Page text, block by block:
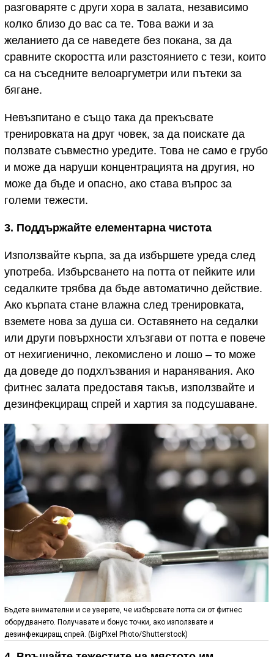
разговаряте с други хора в залата, независимо
колко близо до вас са те. Това важи и за
желанието да се наведете без покана, за да
сравните скоростта или разстоянието с тези, които
са на съседните велоаргуметри или пътеки за
бягане.
Невъзпитано е също така да прекъсвате
тренировката на друг човек, за да поискате да
ползвате съвместно уредите. Това не само е грубо
и може да наруши концентрацията на другия, но
може да бъде и опасно, ако става въпрос за
големи тежести.
3. Поддържайте елементарна чистота
Използвайте кърпа, за да избършете уреда след
употреба. Избърсването на потта от пейките или
седалките трябва да бъде автоматично действие.
Ако кърпата стане влажна след тренировката,
вземете нова за душа си. Оставянето на седалки
или други повърхности хлъзгави от потта е повече
от нехигиенично, лекомислено и лошо – то може
да доведе до подхлъзвания и наранявания. Ако
фитнес залата предоставя такъв, използвайте и
дезинфекциращ спрей и хартия за подсушаване.
Бъдете внимателни и се уверете, че избърсвате потта си от фитнес
оборудването. Получавате и бонус точки, ако използвате и
дезинфекциращ спрей. (BigPixel Photo/Shutterstock)